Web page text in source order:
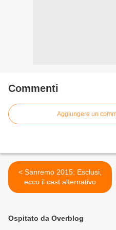
Commenti
Aggiungere un
< Sanremo 2015: Esclusi,
ecco il cast alternativo
Ospitato da Overblog